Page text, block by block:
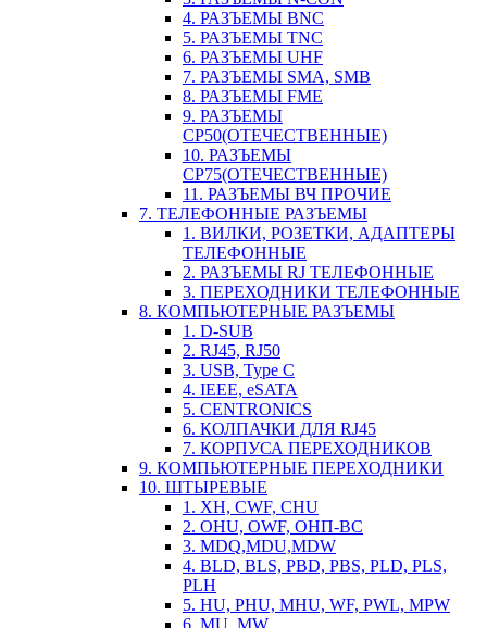
4. РАЗЪЕМЫ BNC
5. РАЗЪЕМЫ TNC
6. РАЗЪЕМЫ UHF
7. РАЗЪЕМЫ SMA, SMB
8. РАЗЪЕМЫ FME
9. РАЗЪЕМЫ
СР50(ОТЕЧЕСТВЕННЫЕ)
10. РАЗЪЕМЫ
СР75(ОТЕЧЕСТВЕННЫЕ)
11. РАЗЪЕМЫ ВЧ ПРОЧИЕ
7. ТЕЛЕФОННЫЕ РАЗЪЕМЫ
1. ВИЛКИ, РОЗЕТКИ, АДАПТЕРЫ
ТЕЛЕФОННЫЕ
2. РАЗЪЕМЫ RJ ТЕЛЕФОННЫЕ
3. ПЕРЕХОДНИКИ ТЕЛЕФОННЫЕ
8. КОМПЬЮТЕРНЫЕ РАЗЪЕМЫ
1. D-SUB
2. RJ45, RJ50
3. USB, Type C
4. IEEE, eSATA
5. CENTRONICS
6. КОЛПАЧКИ ДЛЯ RJ45
7. КОРПУСА ПЕРЕХОДНИКОВ
9. КОМПЬЮТЕРНЫЕ ПЕРЕХОДНИКИ
10. ШТЫРЕВЫЕ
1. XH, CWF, CHU
2. OHU, OWF, ОНП-ВС
3. MDQ,MDU,MDW
4. BLD, BLS, PBD, PBS, PLD, PLS,
PLH
5. HU, PHU, MHU, WF, PWL, MPW
6. MU, MW